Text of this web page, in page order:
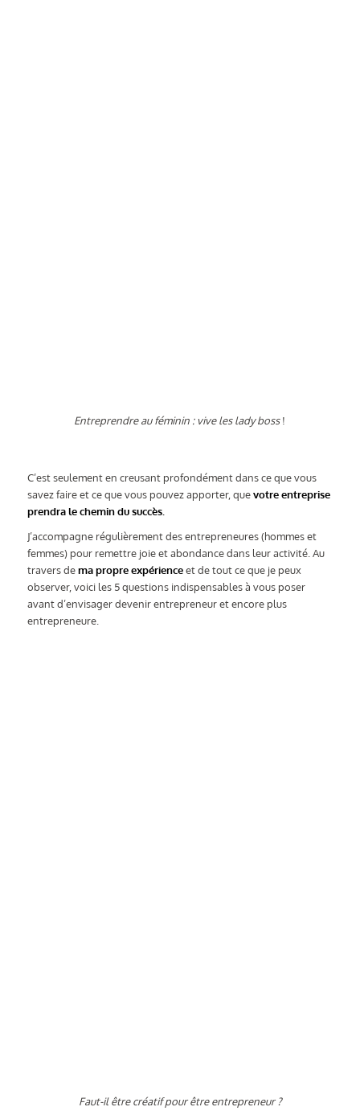
Entreprendre au féminin : vive les lady boss!
C’est seulement en creusant profondément dans ce que vous
savez faire et ce que vous pouvez apporter, quevotre entreprise
prendra le chemin du succès.
J’accompagne régulièrement des entrepreneures (hommes et
femmes) pour remettre joie et abondance dans leur activité. Au
travers dema propre expérienceet de tout ce que je peux
observer, voici les 5 questions indispensables à vous poser
avant d’envisager devenir entrepreneur et encore plus
entrepreneure.
Faut-il être créatif pour être entrepreneur ?